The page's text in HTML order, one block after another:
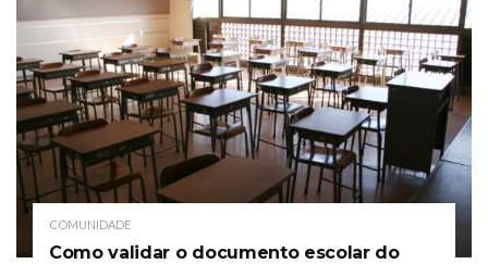
COMUNIDADE
Como validar o documento escolar do